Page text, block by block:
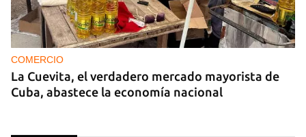
COMERCIO
La Cuevita, el verdadero mercado mayorista de
Cuba, abastece la economía nacional